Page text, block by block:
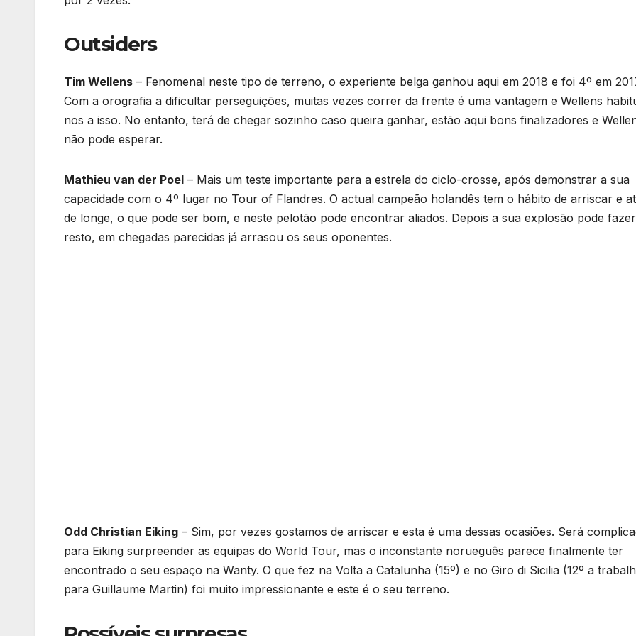
Outsiders
Tim Wellens – Fenomenal neste tipo de terreno, o experiente belga ganhou aqui em 2018 e foi 4º em
Com a orografia a dificultar perseguições, muitas vezes correr da frente é uma vantagem e Wellens
nos a isso. No entanto, terá de chegar sozinho caso queira ganhar, estão aqui bons finalizadores e
não pode esperar.
Mathieu van der Poel – Mais um teste importante para a estrela do ciclo-crosse, após demonstrar a sua
capacidade com o 4º lugar no Tour of Flandres. O actual campeão holandês tem o hábito de arriscar e
de longe, o que pode ser bom, e neste pelotão pode encontrar aliados. Depois a sua explosão pode
resto, em chegadas parecidas já arrasou os seus oponentes.
Odd Christian Eiking – Sim, por vezes gostamos de arriscar e esta é uma dessas ocasiões. Será
para Eiking surpreender as equipas do World Tour, mas o inconstante norueguês parece finalmente ter
encontrado o seu espaço na Wanty. O que fez na Volta a Catalunha (15º) e no Giro di Sicilia (12º a
para Guillaume Martin) foi muito impressionante e este é o seu terreno.